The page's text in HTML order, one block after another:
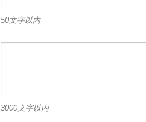
50文字以内
3000文字以内